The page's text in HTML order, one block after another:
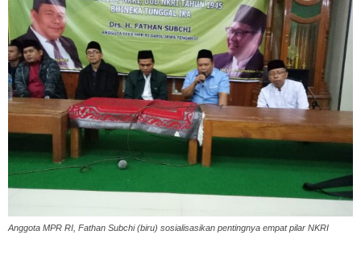
Anggota MPR RI, Fathan Subchi (biru) sosialisasikan pentingnya empat pilar NKRI